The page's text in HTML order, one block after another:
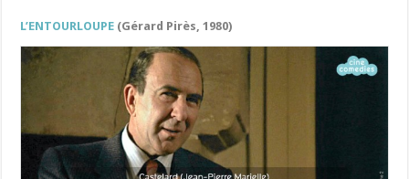
L’ENTOURLOUPE (Gérard Pirès, 1980)